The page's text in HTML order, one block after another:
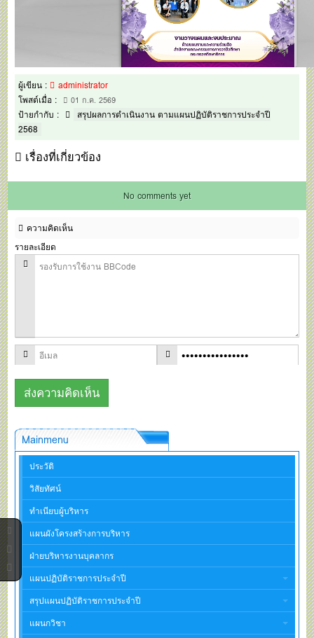
ผู้เขียน :
administrator
โพสต์เมื่อ :
01 ก.ค. 2569
ป้ายกำกับ :
สรุปผลการดำเนินงาน ตามแผนปฏิบัติราชการประจำปี
2568
เรื่องที่เกี่ยวข้อง
No comments yet
ความคิดเห็น
รายละเอียด
Mainmenu
ประวัติ
วิสัยทัศน์
ทำเนียบผู้บริหาร
แผนผังโครงสร้างการบริหาร
ฝ่ายบริหารงานบุคลากร
แผนปฏิบัติราชการประจำปี
สรุปแผนปฏิบัติราชการประจำปี
แผนกวิชา